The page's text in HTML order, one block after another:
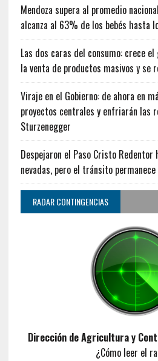
Mendoza supera al promedio
alcanza al 63% de los bebés hasta
Las dos caras del consumo: crece
la venta de productos masivos y se
Viraje en el Gobierno: de ahora en
proyectos centrales y enfriarán las
Sturzenegger
Despejaron el Paso Cristo
nevadas, pero el tránsito
RADAR CONTINGENCIAS
Dirección de Agricultura y
¿Cómo leer el